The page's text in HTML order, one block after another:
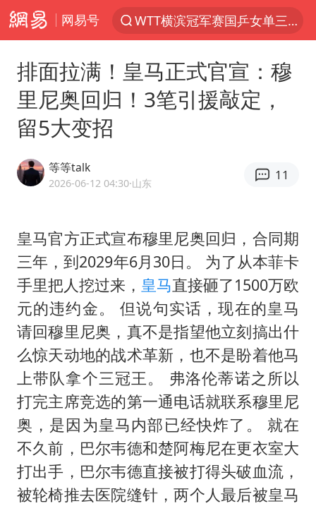
网易号
光影经济撬动暑期消费新蓝海
马克·艾伦退出斯诺克中国公开赛
酒店回应车内过夜被收150元
黄金牛市回来了吗
酒店花洒现排泄物住客索赔遭拒
杭州全市有序停课
上四休三，但降薪1000元，你接受吗？
泰国初中生饮弹自尽前开了26枪
36岁男演员成景区NPC后人气爆棚
梁家辉：到内地拍戏不是北上是回归
全民健身事业高质量发展
乐享全民健身 共筑健康中国
排面拉满！皇马正式官宣：穆
里尼奥回归！3笔引援敲定，
留5大变招
等等talk
2026-06-12 04:30·山东
11
皇马官方正式宣布穆里尼奥回归，合同期
三年，到2029年6月30日。 为了从本菲卡
手里把人挖过来， 皇马直接砸了1500万欧
元的违约金。 但说句实话，现在的皇马
请回穆里尼奥，真不是指望他立刻搞出什
么惊天动地的战术革新，也不是盼着他马
上带队拿个三冠王。 弗洛伦蒂诺之所以
打完主席竞选的第一通电话就联系穆里尼
奥，是因为皇马内部已经快炸了。 就在
不久前，巴尔韦德和楚阿梅尼在更衣室大
打出手，巴尔韦德直接被打得头破血流，
被轮椅推去医院缝针，两个人最后被皇马